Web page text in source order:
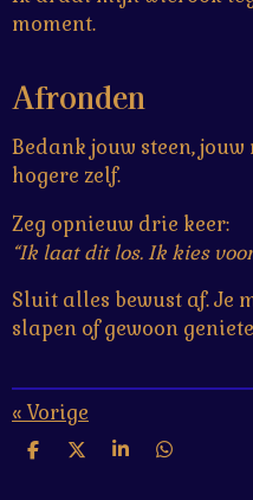
moment.
Afronden
Bedank jouw steen,
hogere zelf.
Zeg opnieuw drie keer:
“Ik laat dit los. Ik kies
Sluit alles bewust af. Je
slapen of gewoon
«Vorige
D
D
S
D